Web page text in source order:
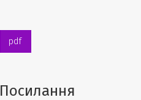
pdf
Посилання